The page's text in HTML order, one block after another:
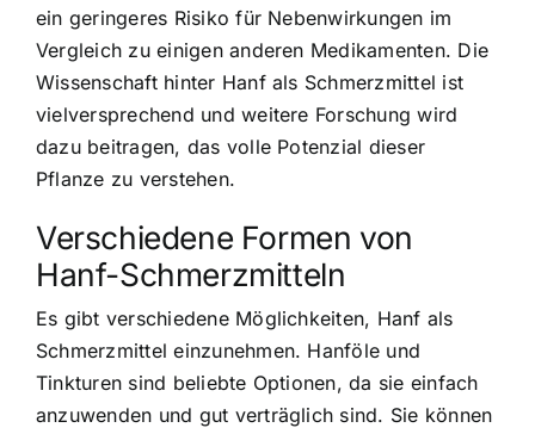
ein geringeres Risiko für Nebenwirkungen im
Vergleich zu einigen anderen Medikamenten. Die
Wissenschaft hinter Hanf als Schmerzmittel ist
vielversprechend und weitere Forschung wird
dazu beitragen, das volle Potenzial dieser
Pflanze zu verstehen.
Verschiedene Formen von
Hanf-Schmerzmitteln
Es gibt verschiedene Möglichkeiten, Hanf als
Schmerzmittel einzunehmen. Hanföle und
Tinkturen sind beliebte Optionen, da sie einfach
anzuwenden und gut verträglich sind. Sie können